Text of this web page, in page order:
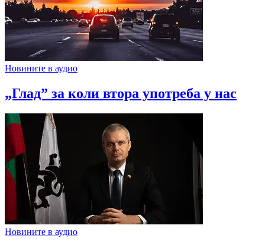
Новините в аудио
„Глад” за коли втора употреба у нас
Новините в аудио